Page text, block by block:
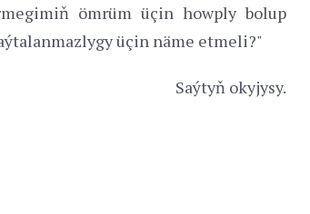
ömrüm üçin howply bolup
üçin näme etmeli?"
Saýtyň okyjysy.